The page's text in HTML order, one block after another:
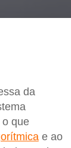
da
que
e ao